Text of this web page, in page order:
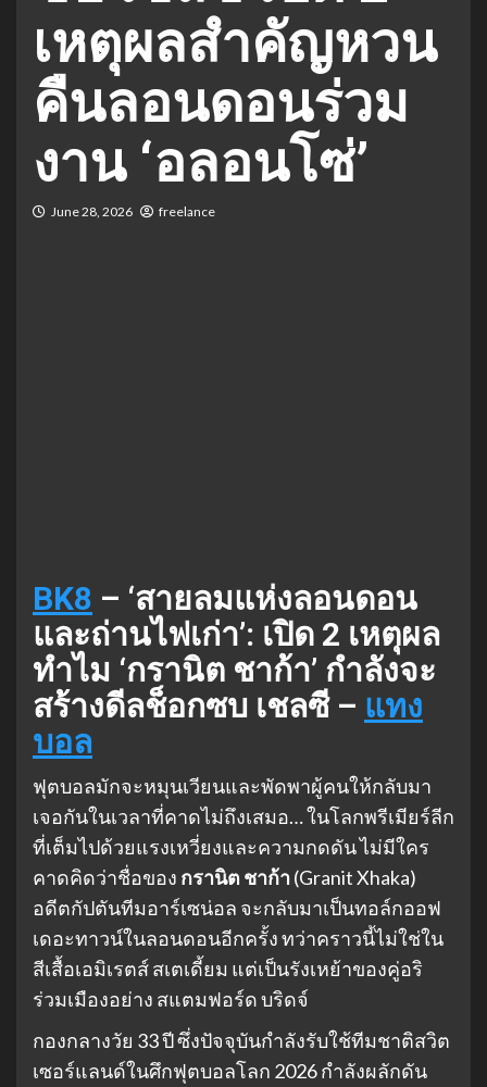
เหตุผลสำคัญหวน
คืนลอนดอนร่วม
งาน ‘อลอนโซ่’
June 28, 2026 freelance
BK8 – ‘สายลมแห่งลอนดอน
และถ่านไฟเก่า’: เปิด 2 เหตุผล
ทำไม ‘กรานิต ชาก้า’ กำลังจะ
สร้างดีลช็อกซบ เชลซี – แทง
บอล
ฟุตบอลมักจะหมุนเวียนและพัดพาผู้คนให้กลับมา
เจอกันในเวลาที่คาดไม่ถึงเสมอ… ในโลกพรีเมียร์ลีก
ที่เต็มไปด้วยแรงเหวี่ยงและความกดดัน ไม่มีใคร
คาดคิดว่าชื่อของ กรานิต ชาก้า(Granit Xhaka)
อดีตกัปตันทีมอาร์เซน่อล จะกลับมาเป็นทอล์กออฟ
เดอะทาวน์ในลอนดอนอีกครั้ง ทว่าคราวนี้ไม่ใช่ใน
สีเสื้อเอมิเรตส์ สเตเดี้ยม แต่เป็นรังเหย้าของคู่อริ
ร่วมเมืองอย่าง สแตมฟอร์ด บริดจ์
กองกลางวัย 33 ปี ซึ่งปัจจุบันกำลังรับใช้ทีมชาติสวิต
เซอร์แลนด์ในศึกฟุตบอลโลก 2026 กำลังผลักดัน